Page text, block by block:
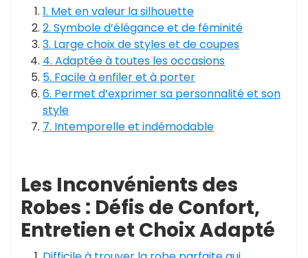
1. Met en valeur la silhouette
2. Symbole d’élégance et de féminité
3. Large choix de styles et de coupes
4. Adaptée à toutes les occasions
5. Facile à enfiler et à porter
6. Permet d’exprimer sa personnalité et son
style
7. Intemporelle et indémodable
Les Inconvénients des
Robes : Défis de Confort,
Entretien et Choix Adapté